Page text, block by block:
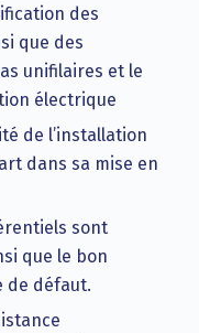
des
que des
unifilaires et le
électrique
de l’installation
dans sa mise en
sont
que le bon
de défaut.